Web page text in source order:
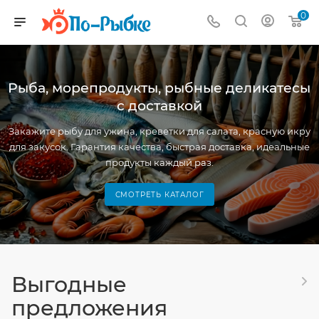
0
Рыба, морепродукты, рыбные деликатесы
с доставкой
Закажите рыбу для ужина, креветки для салата, красную икру
для закусок. Гарантия качества, быстрая доставка, идеальные
продукты каждый раз.
СМОТРЕТЬ КАТАЛОГ
Выгодные
предложения